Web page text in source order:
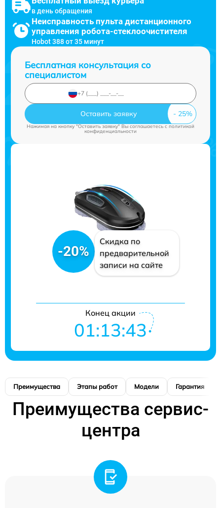
в день обращения
Неисправность пульта дистанционного
управления робота-стеклоочистителя
Hobot 388 от 35 минут
Бесплатная консультация со
специалистом
Оставить заявку
Нажимая на кнопку "Оставить заявку" Вы соглашаетесь cполитикой
конфиденциальности
-20%
Скидка по
предварительной
записи на сайте
Конец акции
01:13:42
Преимущества Этапы работ Модели Гарантия
Преимущества сервис-
центра